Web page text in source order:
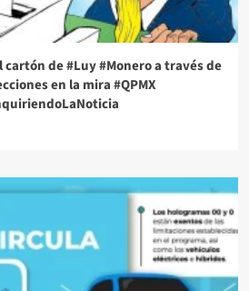
de #Luy #Monero a través de
en la mira #QPMX